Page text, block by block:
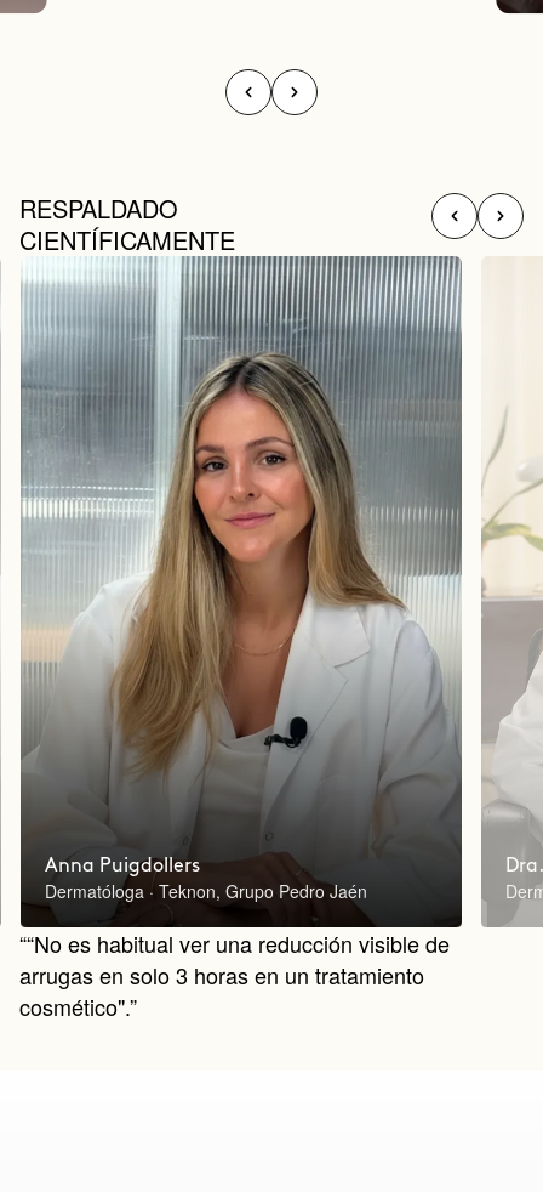
RESPALDADO
CIENTÍFICAMENTE
Anna Puigdollers
Dermatóloga · Teknon, Grupo Pedro Jaén
““No es habitual ver una reducción visible de
arrugas en solo 3 horas en un tratamiento
cosmético".”